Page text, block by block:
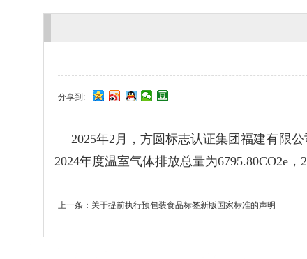
分享到:
2025年2月，方圆标志认证集团福建有限
2024年度温室气体排放总量为6795.80CO2e
上一条： 关于提前执行预包装食品标签新版国家标准的声明